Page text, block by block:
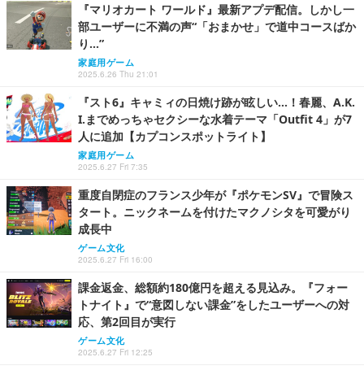
『マリオカート ワールド』最新アプデ配信。しかし一
部ユーザーに不満の声“「おまかせ」で道中コースばか
り…”
家庭用ゲーム
2025.6.26 Thu 21:01
『スト6』キャミィの日焼け跡が眩しい…！春麗、A.K.
I.までめっちゃセクシーな水着テーマ「Outfit 4」が7
人に追加【カプコンスポットライト】
家庭用ゲーム
2025.6.27 Fri 7:35
重度自閉症のフランス少年が『ポケモンSV』で冒険ス
タート。ニックネームを付けたマクノシタを可愛がり
成長中
ゲーム文化
2025.6.27 Fri 16:00
課金返金、総額約180億円を超える見込み。『フォー
トナイト』で“意図しない課金”をしたユーザーへの対
応、第2回目が実行
ゲーム文化
2025.6.27 Fri 12:25